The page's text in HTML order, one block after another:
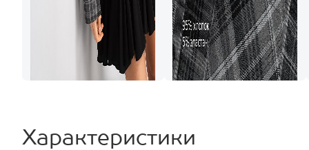
Характеристики